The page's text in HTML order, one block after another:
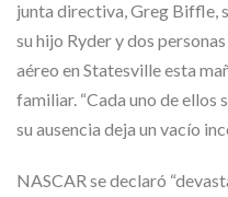
junta directiva, Greg Biffle,
su hijo Ryder y dos
aéreo en Statesville esta
familiar. “Cada uno de
su ausencia deja un vacío
NASCAR se declaró